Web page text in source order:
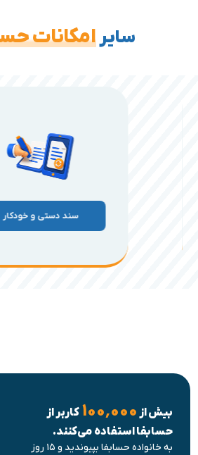
سایرامکانات
سند دستی و خودکار
بیش از ۱۰۰٬۰۰۰ کاربر از
حسابفا استفاده می‌کنند.
به خانواده حسابفا بپیوندید و ۱۵ روز